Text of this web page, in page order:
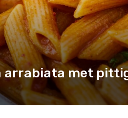
arrabiata met